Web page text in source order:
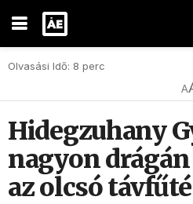
Olvasási Idő: 8 perc
A
Hidegzuhany
nagyon
az olcsó